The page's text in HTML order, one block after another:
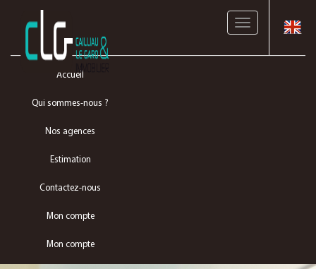
Toggle
Accueil
Qui sommes-nous ?
Nos agences
Estimation
Contactez-nous
Mon compte
Mon compte